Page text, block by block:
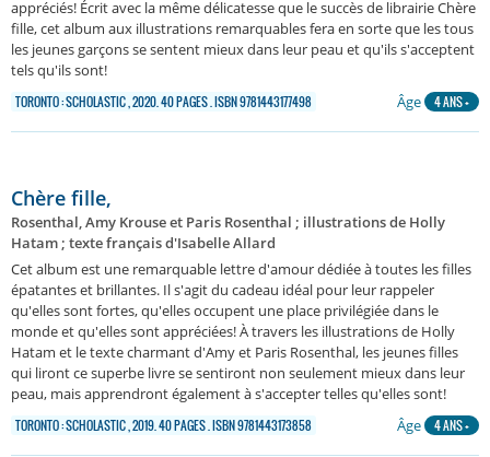
appréciés! Écrit avec la même délicatesse que le succès de librairie Chère
fille, cet album aux illustrations remarquables fera en sorte que les tous
les jeunes garçons se sentent mieux dans leur peau et qu'ils s'acceptent
tels qu'ils sont!
TORONTO : SCHOLASTIC , 2020. 40 PAGES . ISBN 9781443177498 Âge 4 ANS +
Chère fille,
Rosenthal, Amy Krouse et Paris Rosenthal ; illustrations de Holly
Hatam ; texte français d'Isabelle Allard
Cet album est une remarquable lettre d'amour dédiée à toutes les filles
épatantes et brillantes. Il s'agit du cadeau idéal pour leur rappeler
qu'elles sont fortes, qu'elles occupent une place privilégiée dans le
monde et qu'elles sont appréciées! À travers les illustrations de Holly
Hatam et le texte charmant d'Amy et Paris Rosenthal, les jeunes filles
qui liront ce superbe livre se sentiront non seulement mieux dans leur
peau, mais apprendront également à s'accepter telles qu'elles sont!
TORONTO : SCHOLASTIC , 2019. 40 PAGES . ISBN 9781443173858 Âge 4 ANS +